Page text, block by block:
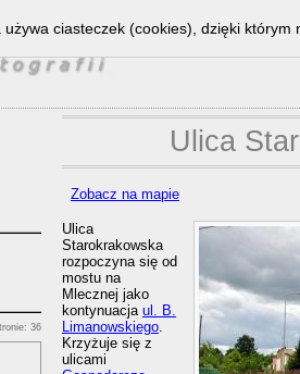
36
Ulica
Zobacz na mapie
Ulica
Starokrakowska
rozpoczyna się od
mostu na
Mlecznej jako
kontynuacja ul. B.
Limanowskiego.
Krzyżuje się z
ulicami
używa ciasteczek (cookies), dzięki którym